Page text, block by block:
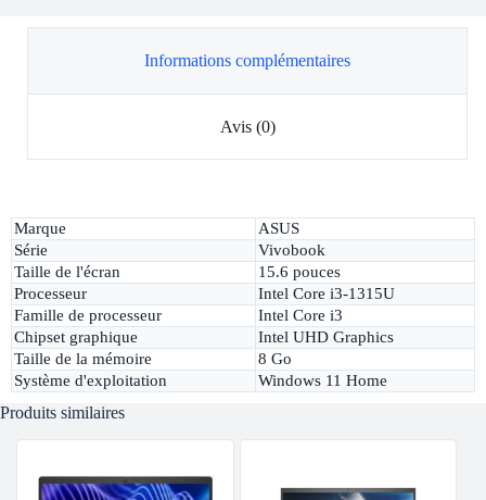
Informations complémentaires
Avis (0)
Marque
ASUS
Série
Vivobook
Taille de l'écran
15.6 pouces
Processeur
Intel Core i3-1315U
Famille de processeur
Intel Core i3
Chipset graphique
Intel UHD Graphics
Taille de la mémoire
8 Go
Système d'exploitation
Windows 11 Home
Produits similaires